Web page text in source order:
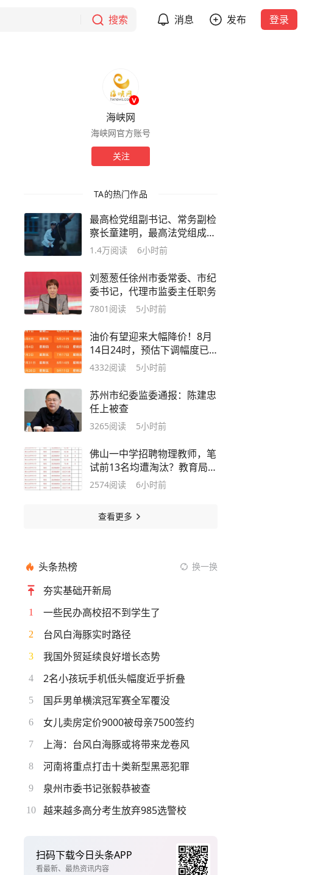
搜索 消息 发布 登录
海峡网
海峡网官方账号
关注
TA的热门作品
最高检党组副书记、常务副检
察长童建明，最高法党组成
员、政治部主任孙镇平，出席
1.4万阅读 6小时前
刘葱葱任徐州市委常委、市纪
委书记，代理市监委主任职务
7801 阅读 5小时前
油价有望迎来大幅降价！8月
14日24时，预估下调幅度已
从0.09元/升，扩大至约0.3元/
4332阅读 5小时前
苏州市纪委监委通报：陈建忠
任上被查
3265阅读 5小时前
佛山一中学招聘物理教师，笔
试前13名均遭淘汰？教育局：
已叫停招聘，成立调查组全面
2574阅读 6小时前
查看更多
头条热榜 换一换
夯实基础开新局
1 一些民办高校招不到学生了
2 台风白海豚实时路径
3 我国外贸延续良好增长态势
4 2名小孩玩手机低头幅度近乎折叠
5 国乒男单横滨冠军赛全军覆没
6 女儿卖房定价9000被母亲7500签约
7 上海：台风白海豚或将带来龙卷风
8 河南将重点打击十类新型黑恶犯罪
9 泉州市委书记张毅恭被查
10 越来越多高分考生放弃985选警校
扫码下载今日头条APP
看最新、最热资讯内容